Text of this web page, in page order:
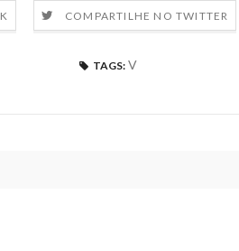
COMPARTILHE NO TWITTER
TAGS: V